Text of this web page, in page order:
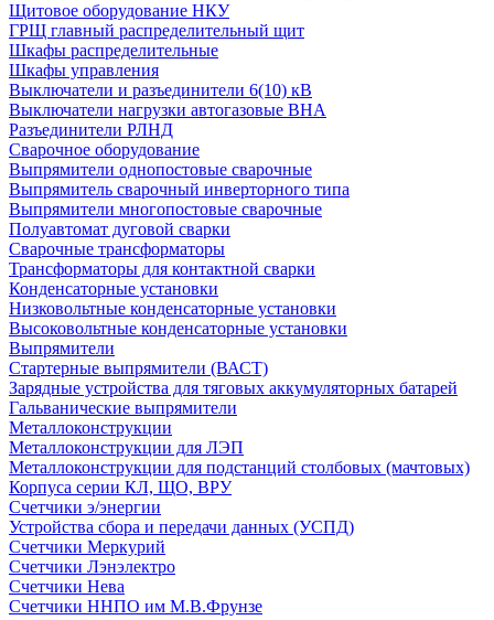
Щитовое оборудование НКУ
ГРЩ главный распределительный щит
Шкафы распределительные
Шкафы управления
Выключатели и разъединители 6(10) кВ
Выключатели нагрузки автогазовые ВНА
Разъединители РЛНД
Сварочное оборудование
Выпрямители однопостовые сварочные
Выпрямитель сварочный инверторного типа
Выпрямители многопостовые сварочные
Полуавтомат дуговой сварки
Сварочные трансформаторы
Трансформаторы для контактной сварки
Конденсаторные установки
Низковольтные конденсаторные установки
Высоковольтные конденсаторные установки
Выпрямители
Стартерные выпрямители (ВАСТ)
Зарядные устройства для тяговых аккумуляторных батарей
Гальванические выпрямители
Металлоконструкции
Металлоконструкции для ЛЭП
Металлоконструкции для подстанций столбовых (мачтовых)
Корпуса серии КЛ, ЩО, ВРУ
Счетчики э/энергии
Устройства сбора и передачи данных (УСПД)
Счетчики Меркурий
Счетчики Лэнэлектро
Счетчики Нева
Счетчики ННПО им М.В.Фрунзе